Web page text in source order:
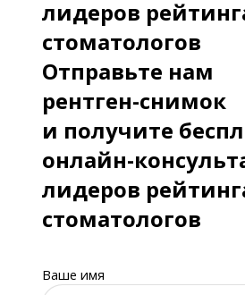
лидеров
стоматологов
Отправьте нам
рентген-снимок
и получите
онлайн-
лидеров
стоматологов
Ваше имя